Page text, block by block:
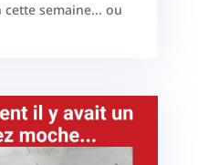
semaine... ou